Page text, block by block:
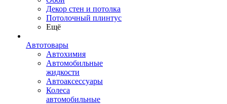
Декор стен и потолка
Потолочный плинтус
Ещё
Автотовары
Автохимия
Автомобильные
жидкости
Автоаксессуары
Колеса
автомобильные